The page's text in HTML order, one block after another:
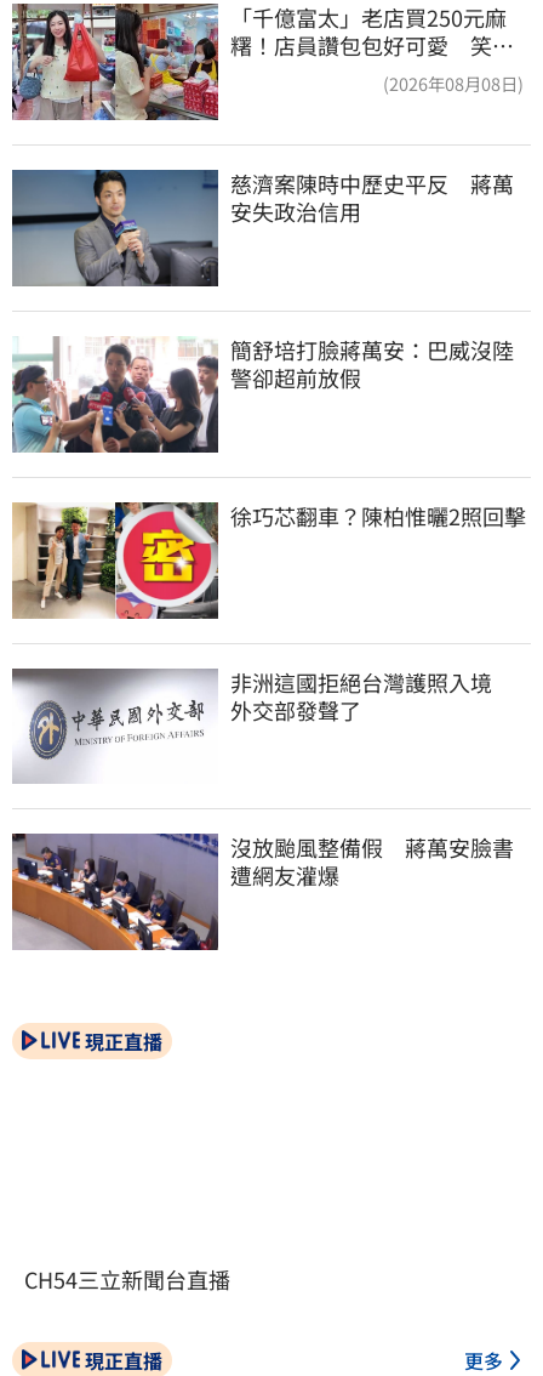
「千億富太」老店買250元麻
糬！店員讚包包好可愛 笑
(2026年08月08日)
慈濟案陳時中歷史平反　蔣萬
安失政治信用
簡舒培打臉蔣萬安：巴威沒陸
警卻超前放假
徐巧芯翻車？陳柏惟曬2照回擊
非洲這國拒絕台灣護照入境
外交部發聲了
沒放颱風整備假　蔣萬安臉書
遭網友灌爆
現正直播
CH54三立新聞台直播
現正直播 更多